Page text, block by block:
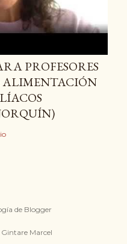
PROFESORES
ALIMENTACIÓN
de Blogger
Gintare Marcel